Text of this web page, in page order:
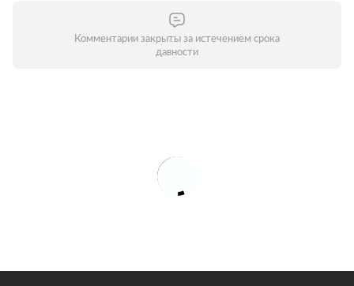
Комментарии закрыты за истечением срока
давности